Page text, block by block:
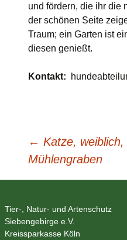
und fördern, die ihr die
der schönen Seite
Traum; ein Garten ist
diesen genießt.
Kontakt:
← Katze,
Mühlengraben
Tier-, Natur- und Artenschutz
Siebengebirge e.V.
Kreissparkasse Köln